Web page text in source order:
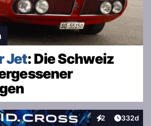
Jet: Die Schweiz
2
Interaktionen
Artikel
332d